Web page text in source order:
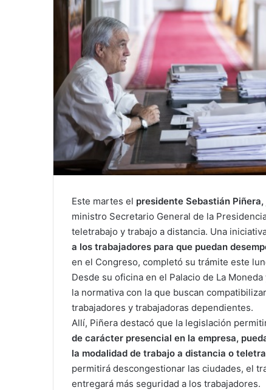
Este martes el presidente Sebastián Piñera,
ministro Secretario General de la
teletrabajo y trabajo a distancia. Una
a los trabajadores para que puedan
en el Congreso, completó su trámite este
Desde su oficina en el Palacio de La
la normativa con la que buscan
trabajadores y trabajadoras dependientes.
Allí, Piñera destacó que la legislación
de carácter presencial en la empresa,
la modalidad de trabajo a distancia o
permitirá descongestionar las ciudades, el
entregará más seguridad a los trabajadores.